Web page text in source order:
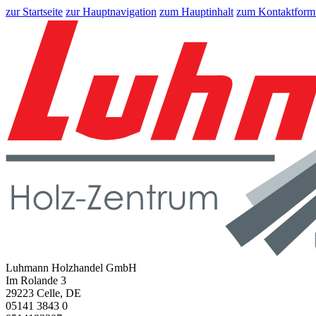
zur Startseite zur Hauptnavigation zum Hauptinhalt zum
Luhmann Holzhandel GmbH
Im Rolande 3
29223 Celle, DE
05141 3843 0